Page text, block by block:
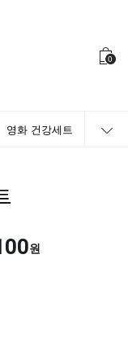
0
영화 건강세트
원